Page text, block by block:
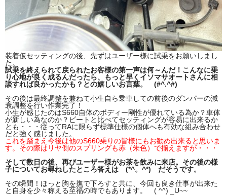
装着仮セッティングの後、先ずはユーザー様に試乗をお願いしまし
た。
試乗を終えられて戻られたお客様の第一声は何～んだ！こんなに乗
り心地が良く成るんだったら、もっと早くイソマサオートさんに相
談すれば良かったかも？との嬉しいお言葉。 (#^.^#)
その後は最終調整を兼ねて小生自ら乗車しての前後のダンパーの減
衰調整を行い作業完了！
小生が感じたのはS660自体のボディー剛性が優れている為か？車体
が新しい為なのか？ビートと比べてセッティングが容易に出来るか
とも・・・従ってRAに限らず標準仕様の個体へも有効な組み合わせ
だと強く感じました。
これを踏まえ今後は他のS660乗りの皆様にもお勧め出来ると思いま
す。その際はリヤ側のスプリングも赤（朱色）で揃えますが・・・
そして数日の後、再びユーザー様がお茶を飲みに来店。その後の様
子についてお尋ねしたところ答えは (*^。^*) だそうです。
その瞬間！ほっと胸を撫で下ろすと共に、今回も良き仕事が出来た
と自身を少々称える至福の時でもあります。 ( ^^) _U~~